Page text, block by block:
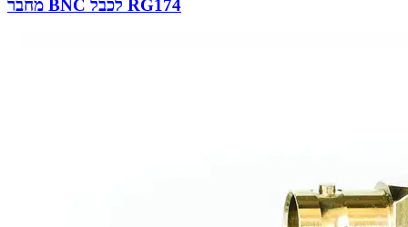
מחבר BNC לכבל RG174